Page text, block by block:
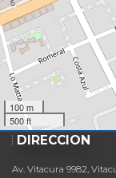
100 m
500 ft
DIRECCIÓN
Av. Vitacura 9982,